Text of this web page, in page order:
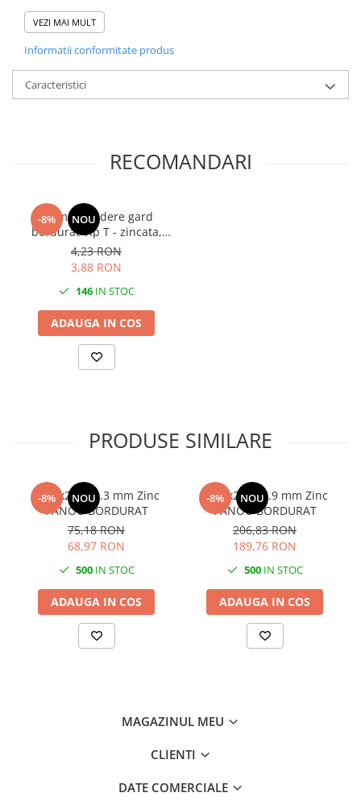
totala de 2000 mm ± 4 mm. Sarmele orizontale au tepi cu o
lungime de 12.5 mm ± 2 mm la fiecare capat, ajungand la o
Poti fixa acest panou cu stalpi si cleme de prindere.
VEZI MAI MULT
Informatii conformitate produs
Caracteristici
RECOMANDARI
-8% NOU
Clema prindere gard
bordurat Tip T - zincata,
antifurt
4,23 RON
3,88 RON
146IN STOC
ADAUGA IN COS
PRODUSE SIMILARE
-8% NOU
1500x2500 3.3 mm Zinc
PANOU BORDURAT
75,18 RON
68,97 RON
500IN STOC
ADAUGA IN COS
-8% NOU
2000x2500 4.9 mm Zinc
PANOU BORDURAT
206,83 RON
189,76 RON
500IN STOC
ADAUGA IN COS
MAGAZINUL MEU
CLIENTI
DATE COMERCIALE